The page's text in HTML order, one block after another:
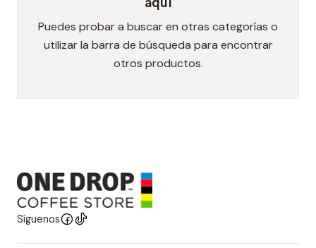
Puedes probar a buscar en otras categorías o
utilizar la barra de búsqueda para encontrar
otros productos.
Síguenos